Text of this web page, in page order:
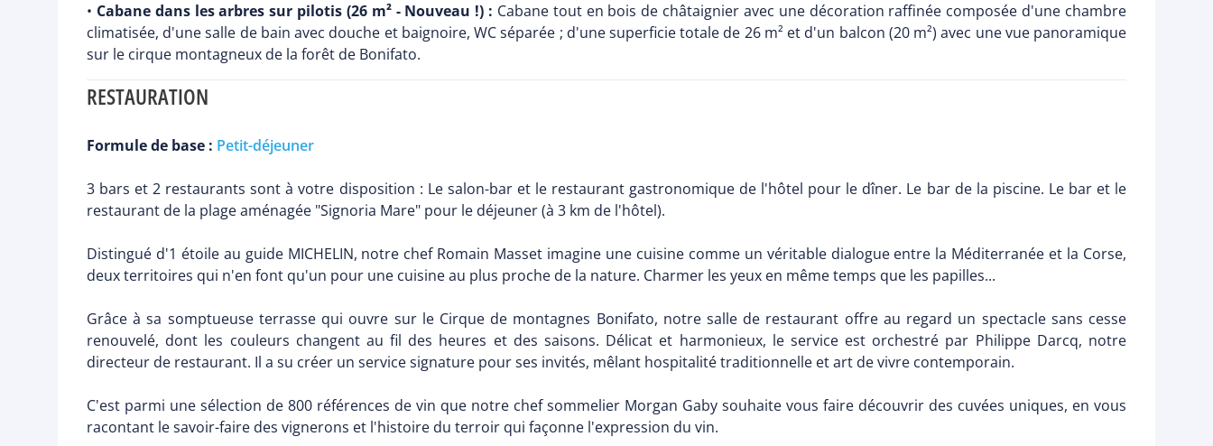
• Cabane dans les arbres sur pilotis (26 m² - Nouveau !) : Cabane tout en bois de châtaignier avec une décoration raffinée composée d'une chambre
climatisée, d'une salle de bain avec douche et baignoire, WC séparée ; d'une superficie totale de 26 m² et d'un balcon (20 m²) avec une vue panoramique
sur le cirque montagneux de la forêt de Bonifato.
RESTAURATION
Formule de base : Petit-déjeuner
3 bars et 2 restaurants sont à votre disposition : Le salon-bar et le restaurant gastronomique de l'hôtel pour le dîner. Le bar de la piscine. Le bar et le
restaurant de la plage aménagée "Signoria Mare" pour le déjeuner (à 3 km de l'hôtel).
Distingué d'1 étoile au guide MICHELIN, notre chef Romain Masset imagine une cuisine comme un véritable dialogue entre la Méditerranée et la Corse,
deux territoires qui n'en font qu'un pour une cuisine au plus proche de la nature. Charmer les yeux en même temps que les papilles...
Grâce à sa somptueuse terrasse qui ouvre sur le Cirque de montagnes Bonifato, notre salle de restaurant offre au regard un spectacle sans cesse
renouvelé, dont les couleurs changent au fil des heures et des saisons. Délicat et harmonieux, le service est orchestré par Philippe Darcq, notre
directeur de restaurant. Il a su créer un service signature pour ses invités, mêlant hospitalité traditionnelle et art de vivre contemporain.
C'est parmi une sélection de 800 références de vin que notre chef sommelier Morgan Gaby souhaite vous faire découvrir des cuvées uniques, en vous
racontant le savoir-faire des vignerons et l'histoire du terroir qui façonne l'expression du vin.